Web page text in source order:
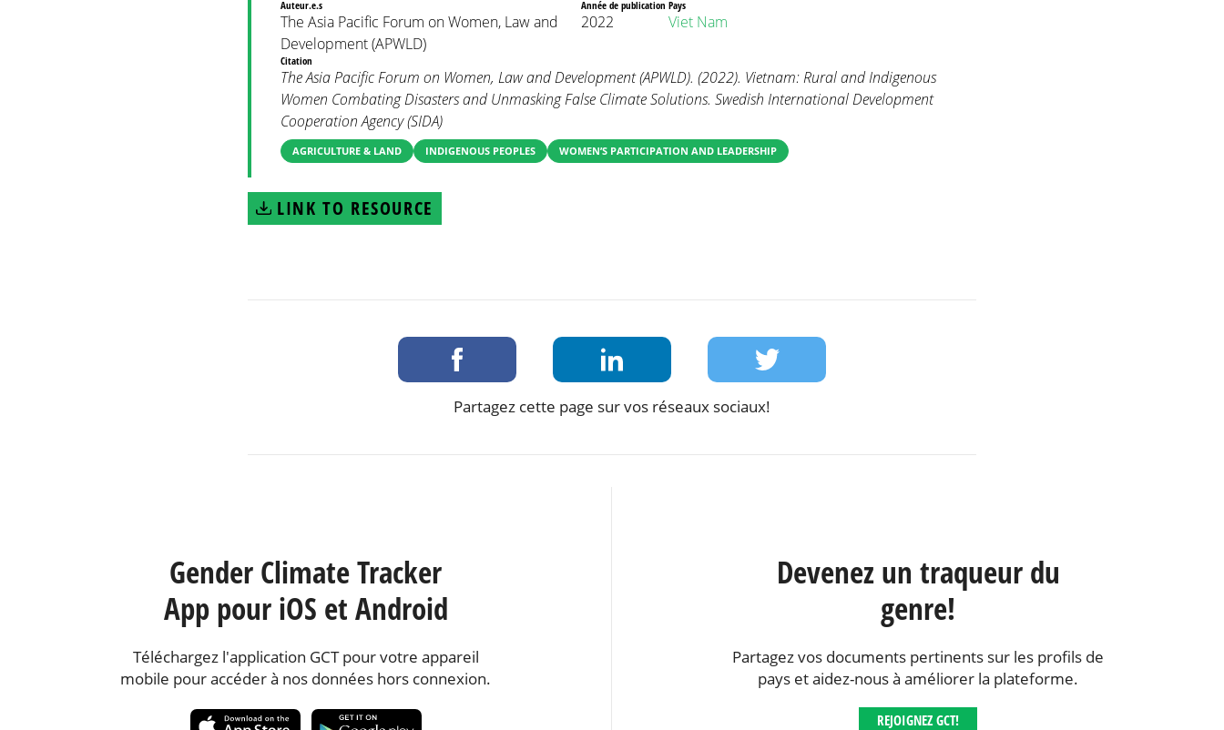
Auteur.e.s
The Asia Pacific Forum on Women, Law and
Development (APWLD)
Année de publication
2022
Pays
Viet Nam
Citation
The Asia Pacific Forum on Women, Law and Development (APWLD). (2022). Vietnam: Rural and Indigenous
Women Combating Disasters and Unmasking False Climate Solutions. Swedish International Development
Cooperation Agency (SIDA)
AGRICULTURE & LAND INDIGENOUS PEOPLES WOMEN’S PARTICIPATION AND LEADERSHIP
LINK TO RESOURCE
Partagez cette page sur vos réseaux sociaux!
Gender Climate Tracker
App pour iOS et Android
Téléchargez l'application GCT pour votre appareil
mobile pour accéder à nos données hors connexion.
Devenez un traqueur du
genre!
Partagez vos documents pertinents sur les profils de
pays et aidez-nous à améliorer la plateforme.
REJOIGNEZ GCT!